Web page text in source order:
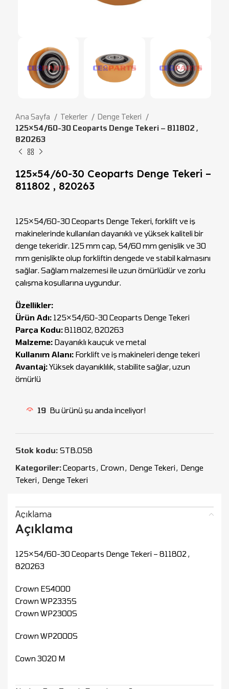
Ana Sayfa Tekerler
Denge Tekeri
125×54/60-30 Ceoparts Denge Tekeri – 811802 ,
820263
125×54/60-30 Ceoparts Denge Tekeri –
811802 , 820263
125×54/60-30 Ceoparts Denge Tekeri, forklift ve iş
makinelerinde kullanılan dayanıklı ve yüksek kaliteli bir
denge tekeridir. 125 mm çap, 54/60 mm genişlik ve 30
mm genişlikte olup forkliftin dengede ve stabil kalmasını
sağlar. Sağlam malzemesi ile uzun ömürlüdür ve zorlu
çalışma koşullarına uygundur.
Özellikler:
Ürün Adı: 125×54/60-30 Ceoparts Denge Tekeri
Parça Kodu:811802, 820263
Malzeme: Dayanıklı kauçuk ve metal
Kullanım Alanı: Forklift ve iş makineleri denge tekeri
Avantaj:Yüksek dayanıklılık, stabilite sağlar, uzun
ömürlü
19 Bu ürünü şu anda inceliyor!
Stok kodu: STB.058
Kategoriler:Ceoparts, Crown, Denge Tekeri, Denge
Tekeri, Denge Tekeri
Açıklama
Açıklama
125×54/60-30 Ceoparts Denge Tekeri – 811802 ,
820263
Crown ES4000
Crown WP2335S
Crown WP2300S
Crown WP2000S
Cown 3020 M